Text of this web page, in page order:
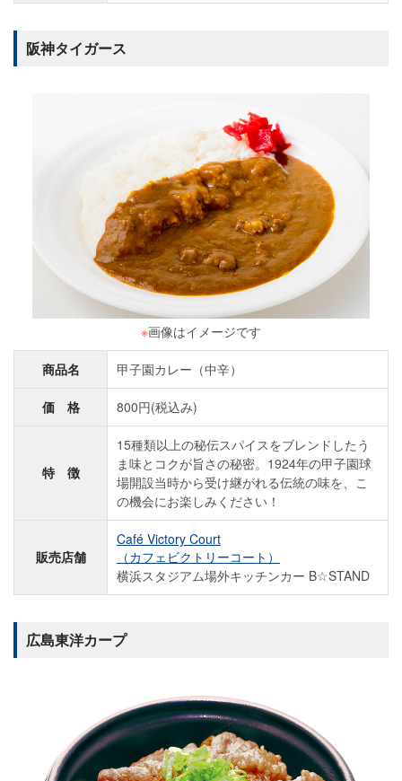
阪神タイガース
※画像はイメージです
商品名 甲子園カレー（中辛）
価 格 800円(税込み)
特 徴
15種類以上の秘伝スパイスをブレンドしたう
ま味とコクが旨さの秘密。1924年の甲子園球
場開設当時から受け継がれる伝統の味を、こ
の機会にお楽しみください！
販売店舗
Café Victory Court
（カフェビクトリーコート）
横浜スタジアム場外キッチンカー B☆STAND
広島東洋カープ